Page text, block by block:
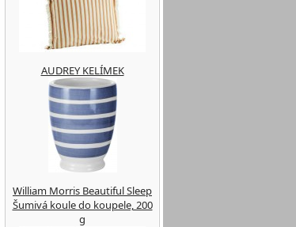
AUDREY KELÍMEK
William Morris Beautiful Sleep
Šumivá koule do koupele, 200
g